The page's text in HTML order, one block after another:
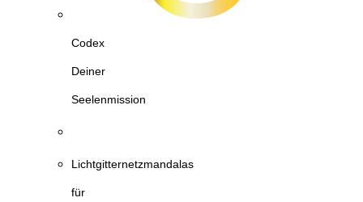
Codex
Deiner
Seelenmission
Lichtgitternetzmandalas
für